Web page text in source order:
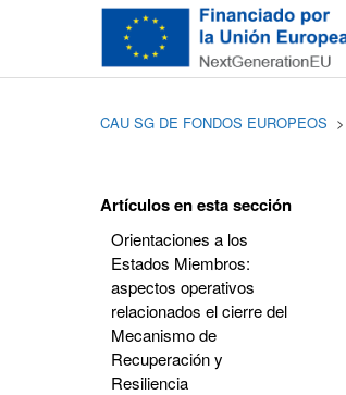
CAU SG DE FONDOS EUROPEOS
Artículos en esta sección
Orientaciones a los
Estados Miembros:
aspectos operativos
relacionados el cierre del
Mecanismo de
Recuperación y
Resiliencia